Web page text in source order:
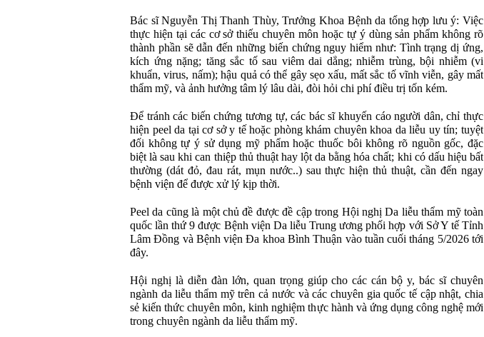
Bác sĩ Nguyễn Thị Thanh Thùy, Trưởng Khoa Bệnh da tổng hợp lưu ý: Việc
thực hiện tại các cơ sở thiếu chuyên môn hoặc tự ý dùng sản phẩm không rõ
thành phần sẽ dẫn đến những biến chứng nguy hiểm như: Tình trạng dị ứng,
kích ứng nặng; tăng sắc tố sau viêm dai dẳng; nhiễm trùng, bội nhiễm (vi
khuẩn, virus, nấm); hậu quả có thể gây sẹo xấu, mất sắc tố vĩnh viễn, gây mất
thẩm mỹ, và ảnh hưởng tâm lý lâu dài, đòi hỏi chi phí điều trị tốn kém.
Để tránh các biến chứng tương tự, các bác sĩ khuyến cáo người dân, chỉ thực
hiện peel da tại cơ sở y tế hoặc phòng khám chuyên khoa da liễu uy tín; tuyệt
đối không tự ý sử dụng mỹ phẩm hoặc thuốc bôi không rõ nguồn gốc, đặc
biệt là sau khi can thiệp thủ thuật hay lột da bằng hóa chất; khi có dấu hiệu bất
thường (dát đỏ, đau rát, mụn nước..) sau thực hiện thủ thuật, cần đến ngay
bệnh viện để được xử lý kịp thời.
Peel da cũng là một chủ đề được đề cập trong Hội nghị Da liễu thẩm mỹ toàn
quốc lần thứ 9 được Bệnh viện Da liễu Trung ương phối hợp với Sở Y tế Tỉnh
Lâm Đồng và Bệnh viện Đa khoa Bình Thuận vào tuần cuối tháng 5/2026 tới
đây.
Hội nghị là diễn đàn lớn, quan trọng giúp cho các cán bộ y, bác sĩ chuyên
ngành da liễu thẩm mỹ trên cả nước và các chuyên gia quốc tế cập nhật, chia
sẻ kiến thức chuyên môn, kinh nghiệm thực hành và ứng dụng công nghệ mới
trong chuyên ngành da liễu thẩm mỹ.